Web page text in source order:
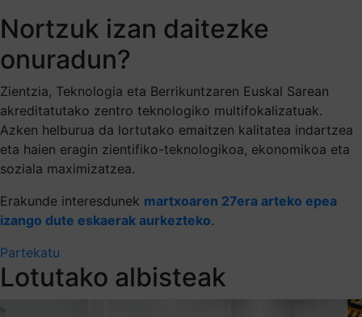
Nortzuk izan daitezke
onuradun?
Zientzia, Teknologia eta Berrikuntzaren Euskal Sarean
akreditatutako zentro teknologiko multifokalizatuak.
Azken helburua da lortutako emaitzen kalitatea indartzea
eta haien eragin zientifiko-teknologikoa, ekonomikoa eta
soziala maximizatzea.
Erakunde interesdunek martxoaren 27era arteko epea
izango dute eskaerak aurkezteko.
Partekatu
Lotutako albisteak